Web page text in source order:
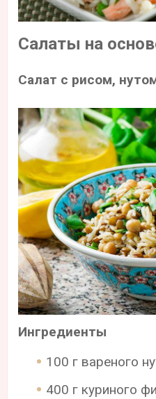
Салаты на
Салат с рисом,
Ингредиенты
100 г вареного
400 г куриного